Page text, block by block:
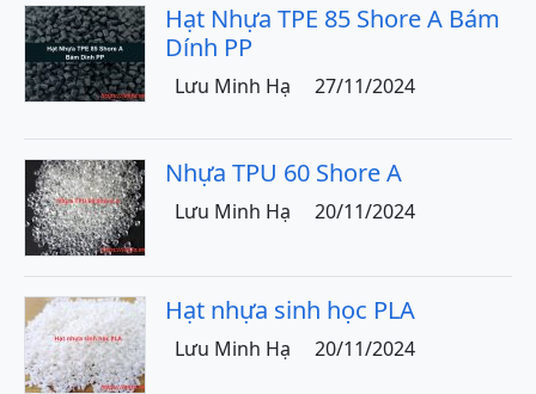
Hạt Nhựa TPE 85 Shore A Bám
Dính PP
Lưu Minh Hạ 27/11/2024
Nhựa TPU 60 Shore A
Lưu Minh Hạ 20/11/2024
Hạt nhựa sinh học PLA
Lưu Minh Hạ 20/11/2024